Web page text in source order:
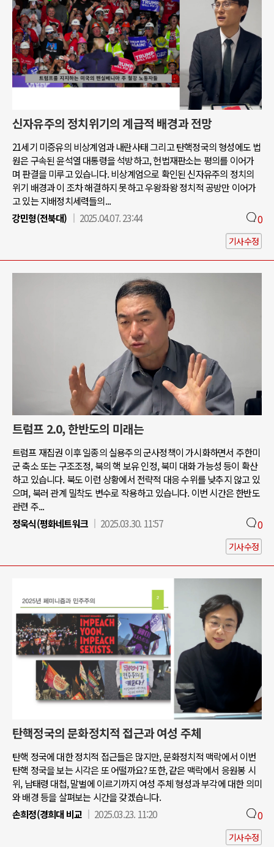
신자유주의 정치위기의 계급적 배경과 전망
21세기 미증유의 비상계엄과 내란사태 그리고 탄핵정국의 형성에도 법
원은 구속된 윤석열 대통령을 석방하고, 헌법재판소는 평의를 이어가
며 판결을 미루고 있습니다. 비상계엄으로 확인된 신자유주의 정치의
위기 배경과 이 조차 해결하지 못하고 우왕좌왕 정치적 공방만 이어가
고 있는 지배정치세력들의...
강민형(전북대)
2025.04.07. 23:44 0
기사수정
트럼프 2.0, 한반도의 미래는
트럼프 재집권 이후 일종의 실용주의 군사정책이 가시화하면서 주한미
군 축소 또는 구조조정, 북의 핵 보유 인정, 북미 대화 가능성 등이 확산
하고 있습니다. 북도 이런 상황에서 전략적 대응 수위를 낮추지 않고 있
으며, 북러 관계 밀착도 변수로 작용하고 있습니다. 이번 시간은 한반도
관련 주...
정욱식(평화네트워크
2025.03.30. 11:57 0
기사수정
탄핵정국의 문화정치적 접근과 여성 주체
탄핵 정국에 대한 정치적 접근들은 많지만, 문화정치적 맥락에서 이번
탄핵 정국을 보는 시각은 또 어떨까요? 또한, 같은 맥락에서 응원봉 시
위, 남태령 대첩, 말벌에 이르기까지 여성 주체 형성과 부각에 대한 의미
와 배경 등을 살펴보는 시간을 갖겠습니다.
손희정(경희대 비교
2025.03.23. 11:20 0
기사수정